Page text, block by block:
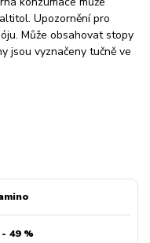
Upozornění pro
Může obsahovat stopy
jsou vyznačeny tučně ve
49 %